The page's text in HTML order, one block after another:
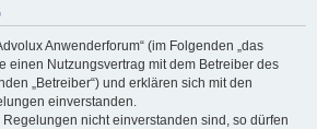
Anwenderforum“ (im Folgenden „das
einen Nutzungsvertrag mit dem Betreiber des
„Betreiber“) und erklären sich mit den
einverstanden.
nicht einverstanden sind, so dürfen